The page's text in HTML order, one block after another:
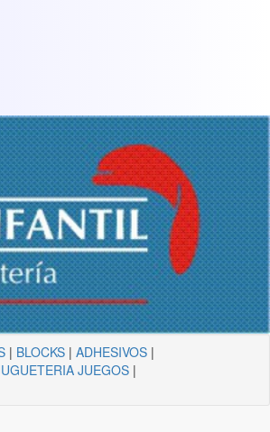
| BLOCKS |ADHESIVOS |
JUEGOS|